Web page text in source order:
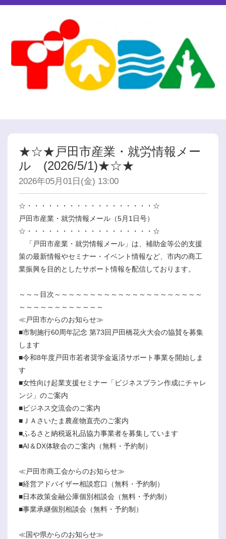
★☆★戸田市産業・就労情報メー
ル (2026/5/1)★☆★
2026年05月01日(金) 13:00
☆・・・・・・・・・・・・・・・・・・☆
戸田市産業・就労情報メール（5月1日号）
☆・・・・・・・・・・・・・・・・・・☆
「戸田市産業・就労情報メール」は、補助金等公的支援
策の最新情報やセミナー・イベント情報など、市内の商工
業振興を目的としたサポート情報を配信しております。
～～～目次～～～～～～～～～～～～～～～～～～～～～
～～～～～～～～～～～～
≪戸田市からのお知らせ≫
■市制施行60周年記念 第73回戸田橋花火大会の協賛を募集
します
■令和8年度戸田市若者奨学金返済サポート事業を開始しま
す
■女性向け起業支援セミナー「ビジネスプラン作成にチャレ
ンジ」のご案内
■ビジネス交流会のご案内
■ＪＡさいたま農産物直売のご案内
■ふるさと納税返礼品協力事業者を募集しています
■AI＆DX体験会のご案内（無料・予約制）
≪戸田市商工会からのお知らせ≫
■経営アドバイザー相談窓口（無料・予約制）
■日本政策金融公庫個別相談会（無料・予約制）
■事業承継個別相談会（無料・予約制）
≪国や県からのお知らせ≫